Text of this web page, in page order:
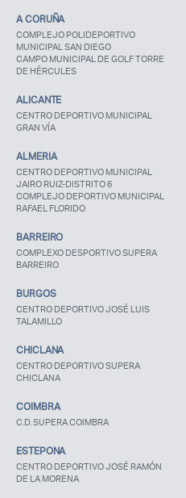
Acceso socios
¿Ya eres socio pero no
estas registrado?
A CORUÑA
COMPLEJO POLIDEPORTIVO
MUNICIPAL SAN DIEGO
CAMPO MUNICIPAL DE GOLF TORRE
DE HÉRCULES
ALICANTE
CENTRO DEPORTIVO MUNICIPAL
GRAN VÍA
ALMERIA
CENTRO DEPORTIVO MUNICIPAL
JAIRO RUIZ-DISTRITO 6
COMPLEJO DEPORTIVO MUNICIPAL
RAFAEL FLORIDO
BARREIRO
COMPLEXO DESPORTIVO SUPERA
BARREIRO
BURGOS
CENTRO DEPORTIVO JOSÉ LUIS
TALAMILLO
CHICLANA
CENTRO DEPORTIVO SUPERA
CHICLANA
COIMBRA
C.D. SUPERA COIMBRA
ESTEPONA
CENTRO DEPORTIVO JOSÉ RAMÓN
DE LA MORENA